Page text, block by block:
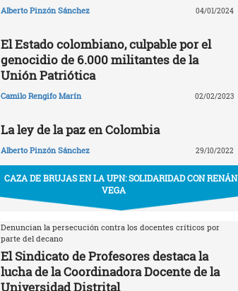
Alberto Pinzón Sánchez 04/01/2024
El Estado colombiano, culpable por el
genocidio de 6.000 militantes de la
Unión Patriótica
Camilo Rengifo Marín 02/02/2023
La ley de la paz en Colombia
Alberto Pinzón Sánchez 29/10/2022
CAZA DE BRUJAS EN LA UPN: SOLIDARIDAD CON RENÁN
VEGA
Denuncian la persecución contra los docentes críticos por
parte del decano
El Sindicato de Profesores destaca la
lucha de la Coordinadora Docente de la
Universidad Distrital